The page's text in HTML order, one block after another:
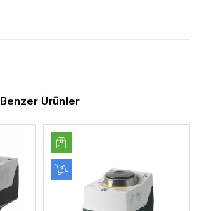
Benzer Ürünler